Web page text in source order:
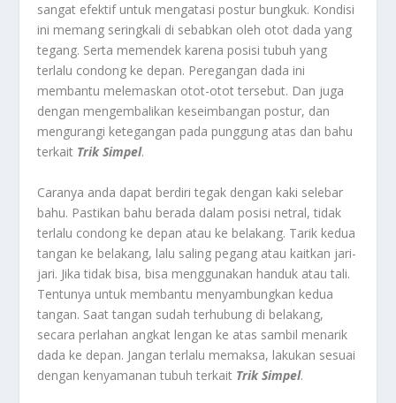
sangat efektif untuk mengatasi postur bungkuk. Kondisi
ini memang seringkali di sebabkan oleh otot dada yang
tegang. Serta memendek karena posisi tubuh yang
terlalu condong ke depan. Peregangan dada ini
membantu melemaskan otot-otot tersebut. Dan juga
dengan mengembalikan keseimbangan postur, dan
mengurangi ketegangan pada punggung atas dan bahu
terkait Trik Simpel.
Caranya anda dapat berdiri tegak dengan kaki selebar
bahu. Pastikan bahu berada dalam posisi netral, tidak
terlalu condong ke depan atau ke belakang. Tarik kedua
tangan ke belakang, lalu saling pegang atau kaitkan jari-
jari. Jika tidak bisa, bisa menggunakan handuk atau tali.
Tentunya untuk membantu menyambungkan kedua
tangan. Saat tangan sudah terhubung di belakang,
secara perlahan angkat lengan ke atas sambil menarik
dada ke depan. Jangan terlalu memaksa, lakukan sesuai
dengan kenyamanan tubuh terkait Trik Simpel.